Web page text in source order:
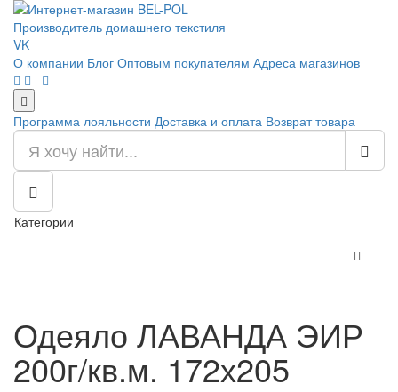
Производитель домашнего текстиля
VK
О компании Блог Оптовым покупателям Адреса магазинов
Программа лояльности Доставка и оплата Возврат товара
Категории
Одеяло ЛАВАНДА ЭИР
200г/кв.м. 172х205